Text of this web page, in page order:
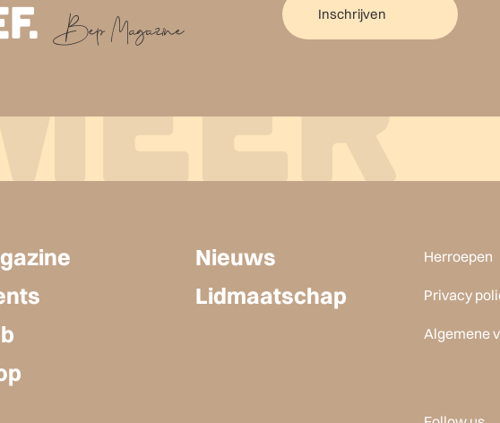
Nieuws
Lidmaatschap
Herroepen
Privacy
Algemene